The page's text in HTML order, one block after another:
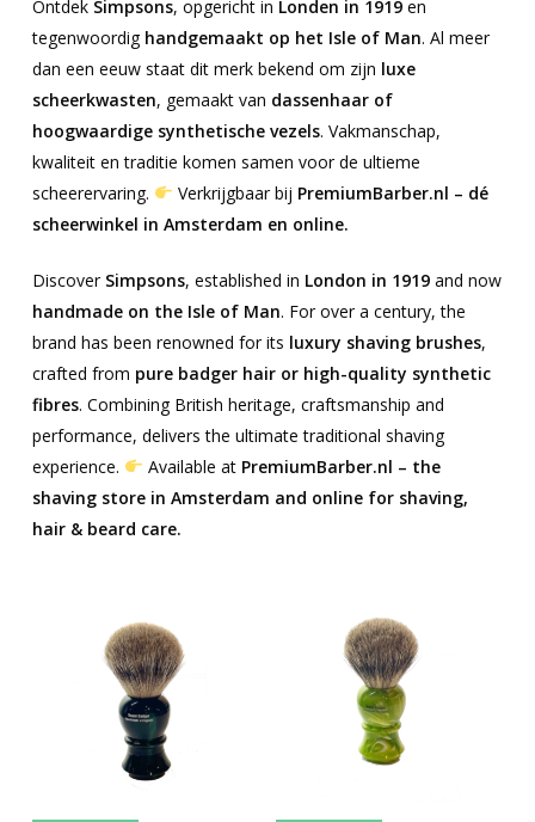
Ontdek Simpsons, opgericht in Londen in 1919en
tegenwoordig handgemaakt op het Isle of Man. Al meer
dan een eeuw staat dit merk bekend om zijn luxe
scheerkwasten, gemaakt van dassenhaar of
hoogwaardige synthetische vezels. Vakmanschap,
kwaliteit en traditie komen samen voor de ultieme
scheerervaring.
Verkrijgbaar bij PremiumBarber.nl – dé
scheerwinkel in Amsterdam en online.
Discover Simpsons, established in London in 1919and now
handmade on the Isle of Man. For over a century, the
brand has been renowned for its luxury shaving brushes,
crafted from pure badger hair or high-quality synthetic
fibres. Combining British heritage, craftsmanship and
performance, delivers the ultimate traditional shaving
experience.
Available at PremiumBarber.nl – the
shaving store in Amsterdam and online for shaving,
hair & beard care.